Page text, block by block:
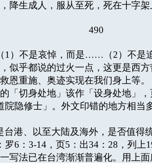
降生成人，服从至死，死在十字
490
1）不是哀悼，而是……（2）不
似乎都说的过火一点，这更是西
恩重施、奥迹实现在我们身上等。
「切身处地」该作「设身处地」
院隐修士」。外文印错的地方相
港、以至大陆及海外，是否值得
罗6：3-14，页5：出34：28，列
写法已在台湾渐渐普遍化。用上